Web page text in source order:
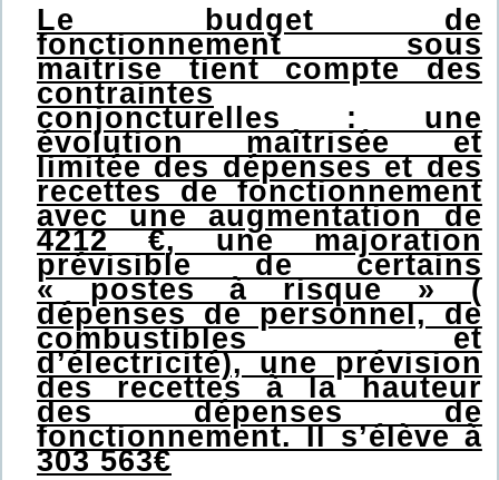
Le budget de
fonctionnement sous
maitrise tient compte des
contraintes
conjoncturelles : une
évolution maîtrisée et
limitée des dépenses et des
recettes de fonctionnement
avec une augmentation de
4212 €, une majoration
prévisible de certains
« postes à risque » (
dépenses de personnel, de
combustibles et
d’électricité), une prévision
des recettes à la hauteur
des dépenses de
fonctionnement. Il s’élève à
303 563€